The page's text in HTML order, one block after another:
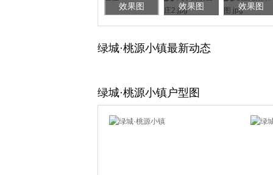
效果图 效果图 效果图
绿城·桃源小镇最新动态
绿城·桃源小镇户型图